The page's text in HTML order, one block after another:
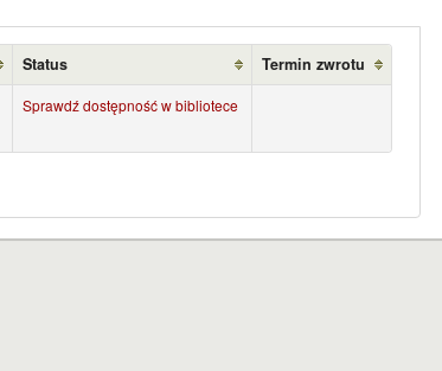
Status Termin zwrotu
Sprawdź dostępność w bibliotece